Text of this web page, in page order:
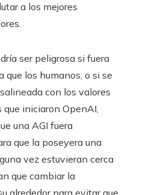
a los mejores
ser peligrosa si fuera
que los humanos, o si se
con los valores
que iniciaron OpenAI,
una AGI fuera
que la poseyera una
vez estuvieran cerca
que cambiar la
alrededor para evitar que